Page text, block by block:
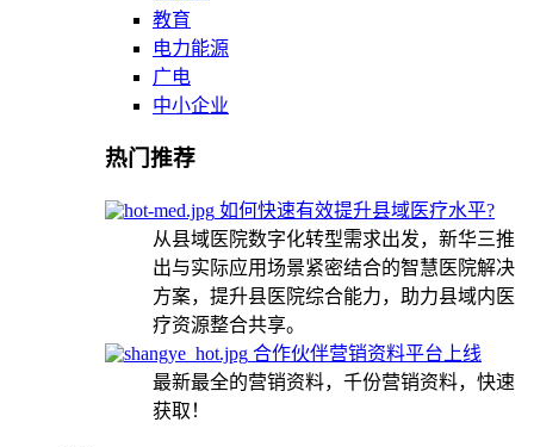
教育
电力能源
广电
中小企业
热门推荐
如何快速有效提升县域医疗水平?
从县域医院数字化转型需求出发，新华三推
出与实际应用场景紧密结合的智慧医院解决
方案，提升县医院综合能力，助力县域内医
疗资源整合共享。
合作伙伴营销资料平台上线
最新最全的营销资料，千份营销资料，快速
获取！